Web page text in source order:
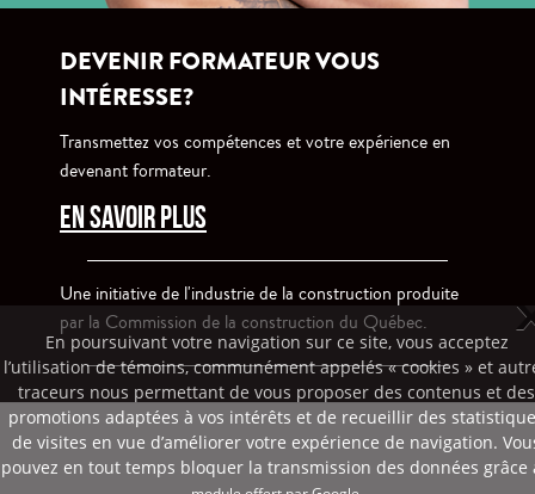
DEVENIR FORMATEUR VOUS
INTÉRESSE?
Transmettez vos compétences et votre expérience en
devenant formateur.
EN SAVOIR PLUS
Une initiative de l'industrie de la construction produite
par la Commission de la construction du Québec.
En poursuivant votre navigation sur ce site, vous acceptez
l’utilisation de témoins, communément appelés « cookies » et
traceurs nous permettant de vous proposer des contenus et des
promotions adaptées à vos intérêts et de recueillir des
de visites en vue d’améliorer votre expérience de navigation.
pouvez en tout temps bloquer la transmission des données grâce